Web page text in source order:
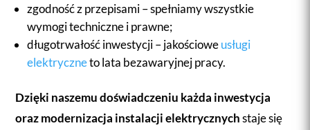
zgodność z przepisami – spełniamy wszystkie
wymogi techniczne i prawne;
długotrwałość inwestycji – jakościoweusługi
elektryczneto lata bezawaryjnej pracy.
Dzięki naszemu doświadczeniu każda inwestycja
oraz modernizacja instalacji elektrycznychstaje się